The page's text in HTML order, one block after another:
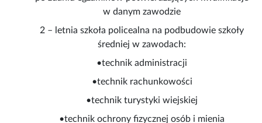
w danym zawodzie
2 – letnia szkoła policealna na podbudowie szkoły
średniej w zawodach:
•technik administracji
•technik rachunkowości
•technik turystyki wiejskiej
•technik ochrony fizycznej osób i mienia